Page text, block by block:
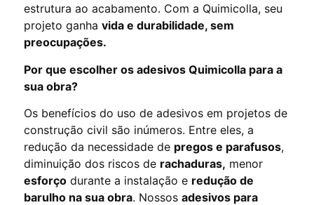
estrutura ao acabamento. Com a Quimicolla, seu
projeto ganha vida e durabilidade, sem
preocupações.
Por que escolher os adesivos Quimicolla para a
sua obra?
Os benefícios do uso de adesivos em projetos de
construção civil são inúmeros. Entre eles, a
redução da necessidade de pregos e parafusos,
diminuição dos riscos de rachaduras, menor
esforço durante a instalação e redução de
barulho na sua obra. Nossos adesivos para